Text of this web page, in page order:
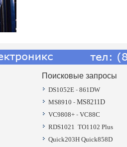
Поисковые запросы
DS1052E - 861DW
MS8910 - MS8211D
VC9808+ - VC88C
RDS1021 TO1102 Plus
Quick203H Quick858D